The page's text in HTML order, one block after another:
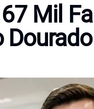
Mil
Dourado